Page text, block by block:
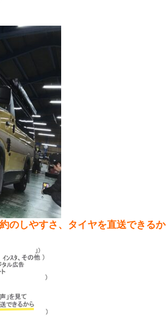
約のしやすさ、タイヤを直送できる